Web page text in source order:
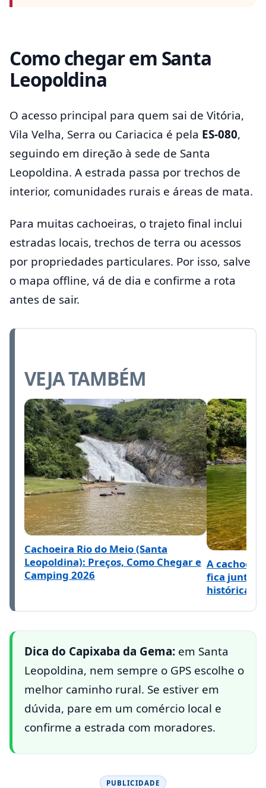
Como chegar em Santa
Leopoldina
O acesso principal para quem sai de Vitória,
Vila Velha, Serra ou Cariacica é pela ES-080,
seguindo em direção à sede de Santa
Leopoldina. A estrada passa por trechos de
interior, comunidades rurais e áreas de mata.
Para muitas cachoeiras, o trajeto final inclui
estradas locais, trechos de terra ou acessos
por propriedades particulares. Por isso, salve
o mapa offline, vá de dia e confirme a rota
antes de sair.
VEJA TAMBÉM
Cachoeira Rio do Meio (Santa
Leopoldina): Preços, Como Chegar e
Camping 2026
A
fica junto a
histórica
Dica do Capixaba da Gema: em Santa
Leopoldina, nem sempre o GPS escolhe o
melhor caminho rural. Se estiver em
dúvida, pare em um comércio local e
confirme a estrada com moradores.
PUBLICIDADE